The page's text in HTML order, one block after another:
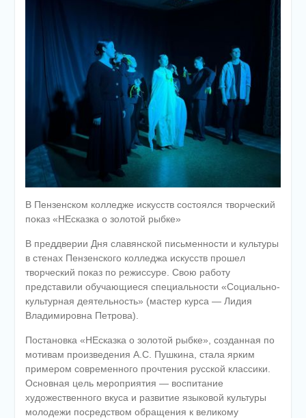
В Пензенском колледже искусств состоялся творческий
показ «НЕсказка о золотой рыбке»
В преддверии Дня славянской письменности и культуры
в стенах Пензенского колледжа искусств прошел
творческий показ по режиссуре. Свою работу
представили обучающиеся специальности «Социально-
культурная деятельность» (мастер курса — Лидия
Владимировна Петрова).
Постановка «НЕсказка о золотой рыбке», созданная по
мотивам произведения А.С. Пушкина, стала ярким
примером современного прочтения русской классики.
Основная цель мероприятия — воспитание
художественного вкуса и развитие языковой культуры
молодежи посредством обращения к великому